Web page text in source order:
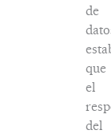
de
que
el
del